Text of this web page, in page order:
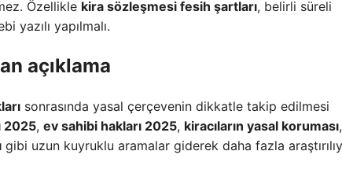
Özellikle kira sözleşmesi fesih şartları, belirli süreli
yazılı yapılmalı.
açıklama
sonrasında yasal çerçevenin dikkatle takip edilmesi
2025, ev sahibi hakları 2025, kiracıların yasal koruması,
gibi uzun kuyruklu aramalar giderek daha fazla